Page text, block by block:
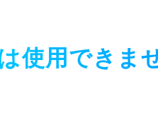
は使用できま